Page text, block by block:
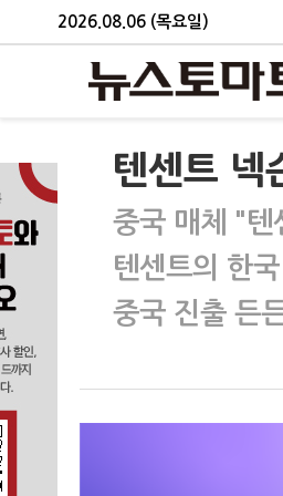
2026.08.06 (목요일)
텐센트 넥
중국 매체 "텐
텐센트의 한
중국 진출 든